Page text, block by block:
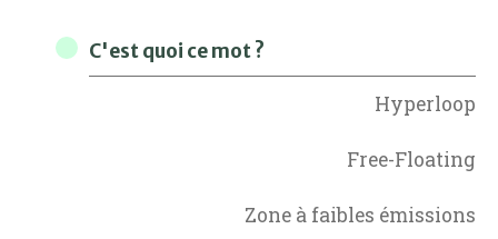
C'est quoi ce mot ?
Hyperloop
Free-Floating
Zone à faibles émissions